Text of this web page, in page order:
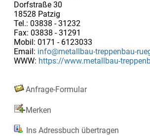
Dorfstraße 30
18528 Patzig
Tel.: 03838 - 31232
Fax: 03838 - 31291
Mobil: 0171 - 6123033
Email: info@metallbau-treppenbau-
WWW: https://www.metallbau-
Anfrage-Formular
Merken
Ins Adressbuch übertragen